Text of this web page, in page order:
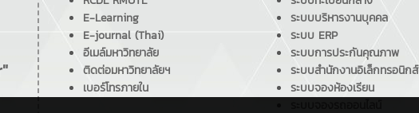
E-Learning
E-journal (Thai)
อีเมล์มหาวิทยาลัย
ติดต่อมหาวิทยาลัยฯ
เบอร์โทรภายใน
ระบบบริหารงานบุคคล
ระบบ ERP
ระบบการประกันคุณภาพ
ระบบสำนักงานอิเล็กทรอนิกส์
ระบบจองห้องเรียน